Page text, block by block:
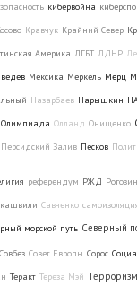
кибервойна
Кравчук Крайний Север
Америка ЛГБТ ЛДНР
Мексика Меркель Мерц
Назарбаев Нарышкин
Олимпиада Олланд Онищенко
Персидский Залив Песков
референдум РЖД Рогозин
Савченко
морской путь Северный
Совбез Совет Европы Сорос
Теракт Тереза Мэй Терроризм